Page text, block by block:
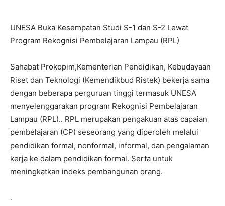
UNESA Buka Kesempatan Studi S-1 dan S-2 Lewat
Program Rekognisi Pembelajaran Lampau (RPL)
Sahabat Prokopim,Kementerian Pendidikan, Kebudayaan
Riset dan Teknologi (Kemendikbud Ristek) bekerja sama
dengan beberapa perguruan tinggi termasuk UNESA
menyelenggarakan program Rekognisi Pembelajaran
Lampau (RPL).. RPL merupakan pengakuan atas capaian
pembelajaran (CP) seseorang yang diperoleh melalui
pendidikan formal, nonformal, informal, dan pengalaman
kerja ke dalam pendidikan formal. Serta untuk
meningkatkan indeks pembangunan orang.
.